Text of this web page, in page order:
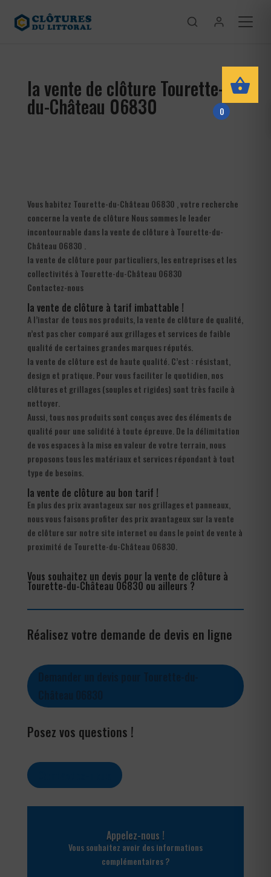
la vente de clôture Tourette-
du-Château 06830
Vous habitez Tourette-du-Château 06830 , votre recherche
concerne la vente de clôture Nous sommes le leader
incontournable dans la vente de clôture à Tourette-du-
Château 06830 .
la vente de clôture pour particuliers, les entreprises et les
collectivités à Tourette-du-Château 06830
Contactez-nous
la vente de clôture à tarif imbattable !
A l’instar de tous nos produits, la vente de clôture de qualité,
n’est pas cher comparé aux grillages et services de faible
qualité de certaines grandes marques réputés.
la vente de clôture est de haute qualité. C’est : résistant,
design et pratique. Pour vous faciliter le quotidien, nos
clôtures et grillages (souples et rigides) sont très facile à
nettoyer.
Aussi, tous nos produits sont conçus avec des éléments de
qualité pour une solidité à toute épreuve. De la délimitation
de vos espaces à la mise en valeur de votre terrain, nous
proposons tous les matériaux et services répondant à tout
type de besoins.
la vente de clôture au bon tarif !
En plus des prix avantageux sur nos grillages et panneaux,
nous vous faisons profiter des prix avantageux sur la vente
de clôture sur notre site internet ou dans le point de vente à
proximité de Tourette-du-Château 06830.
Vous souhaitez un devis pour la vente de clôture à
Tourette-du-Château 06830 ou ailleurs ?
Réalisez votre demande de devis en ligne
Posez vos questions !
Appelez-nous !
Vous souhaitez avoir des informations
complémentaires ?
0